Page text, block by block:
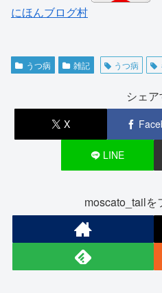
にほんブログ村
うつ病 雑記 うつ病
シェア
X
LINE
moscato_tailを